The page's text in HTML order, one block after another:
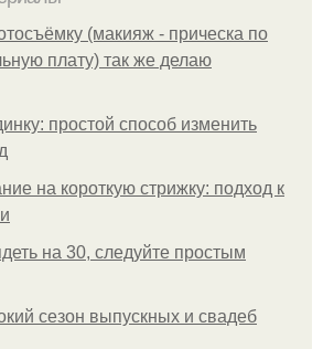
(макияж - прическа по
плату) так же делаю
простой способ изменить
на короткую стрижку: подход к
на 30, следуйте простым
сезон выпускных и свадеб